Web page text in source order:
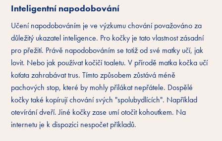
Inteligentní napodobování
Učení napodobováním je ve výzkumu chování považováno za
důležitý ukazatel inteligence. Pro kočky je tato vlastnost zásadní
pro přežití. Právě napodobováním se totiž od své matky učí, jak
lovit. Nebo jak používat kočičí toaletu. V přírodě matka kočka učí
koťata zahrabávat trus. Tímto způsobem zůstává méně
pachových stop, které by mohly přilákat nepřátele. Dospělé
kočky také kopírují chování svých "spolubydlících". Například
otevírání dveří. Jiné kočky zase umí otočit kohoutkem. Na
internetu je k dispozici nespočet příkladů.